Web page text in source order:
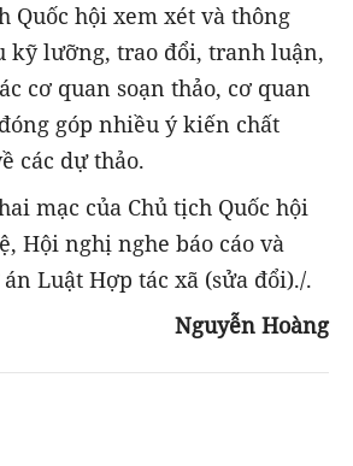
Quốc hội xem xét và thông
kỹ lưỡng, trao đổi, tranh luận,
cơ quan soạn thảo, cơ quan
góp nhiều ý kiến chất
các dự thảo.
mạc của Chủ tịch Quốc hội
Hội nghị nghe báo cáo và
Luật Hợp tác xã (sửa đổi)./.
Nguyễn Hoàng